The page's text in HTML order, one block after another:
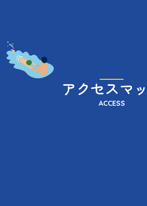
アクセスマ
ACCESS